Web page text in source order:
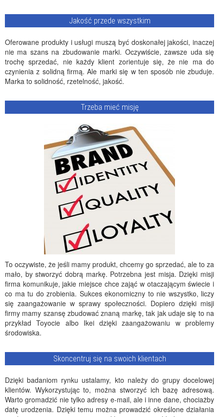
Jakość przede wszystkim
Oferowane produkty i usługi muszą być doskonałej jakości, inaczej
nie ma szans na zbudowanie marki. Oczywiście, zawsze uda się
trochę sprzedać, nie każdy klient zorientuje się, że nie ma do
czynienia z solidną firmą. Ale marki się w ten sposób nie zbuduje.
Marka to solidność, rzetelność, jakość.
Trzeba mieć misję
To oczywiste, że jeśli mamy produkt, chcemy go sprzedać, ale to za
mało, by stworzyć dobrą markę. Potrzebna jest misja. Dzięki misji
firma komunikuje, jakie miejsce chce zająć w otaczającym świecie i
co ma tu do zrobienia. Sukces ekonomiczny to nie wszystko, liczy
się zaangażowanie w sprawy społeczności. Dopiero dzięki misji
firmy mamy szansę zbudować znaną markę, tak jak udaje się to na
przykład Toyocie albo Ikei dzięki zaangażowaniu w problemy
środowiska.
Skoncentruj się na swoich klientach
Dzięki badaniom rynku ustalamy, kto należy do grupy docelowej
klientów. Wykorzystując to, można stworzyć ich bazę adresową.
Warto gromadzić nie tylko adresy e-mail, ale i inne dane, chociażby
datę urodzenia. Dzięki temu można prowadzić określone działania